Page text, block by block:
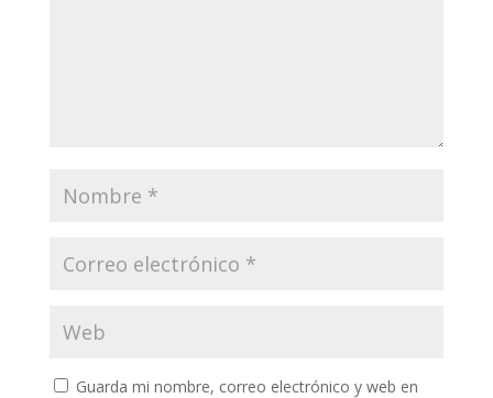
Guarda mi nombre, correo electrónico y web en